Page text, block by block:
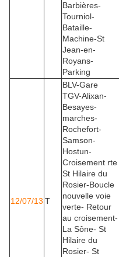
Barbières-
Tourniol-
Bataille-
Machine-St
Jean-en-
Royans-
Parking
12/07/13 T
BLV-Gare
TGV-Alixan-
Besayes-
marches-
Rochefort-
Samson-
Hostun-
Croisement rte
St Hilaire du
Rosier-Boucle
nouvelle voie
verte- Retour
au croisement-
La Sône- St
Hilaire du
Rosier- St